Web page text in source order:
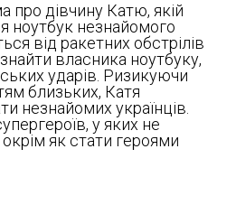
про дівчину Катю, якій
ноутбук незнайомого
від ракетних обстрілів
власника ноутбуку,
ударів. Ризикуючи
близьких, Катя
незнайомих українців.
у яких не
як стати героями